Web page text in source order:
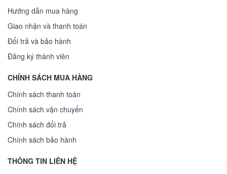
Hướng dẫn mua hàng
Giao nhận và thanh toán
Đổi trả và bảo hành
Đăng ký thành viên
CHÍNH SÁCH MUA HÀNG
Chính sách thanh toán
Chính sách vận chuyển
Chính sách đổi trả
Chính sách bảo hành
THÔNG TIN LIÊN HỆ